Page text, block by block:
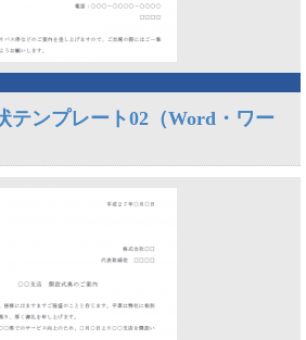
テンプレート02（Word・ワー